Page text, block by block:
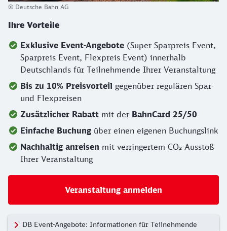
© Deutsche Bahn AG
Ihre Vorteile
Exklusive Event-Angebote (Super Sparpreis Event,
Sparpreis Event, Flexpreis Event) innerhalb
Deutschlands für Teilnehmende Ihrer Veranstaltung
Bis zu 10% Preisvorteil gegenüber regulären Spar-
und Flexpreisen
Zusätzlicher Rabatt mit der BahnCard 25/50
Einfache Buchung über einen eigenen Buchungslink
Nachhaltig anreisen mit verringertem CO₂-Ausstoß
Ihrer Veranstaltung
Veranstaltung anmelden
DB Event-Angebote: Informationen für Teilnehmende